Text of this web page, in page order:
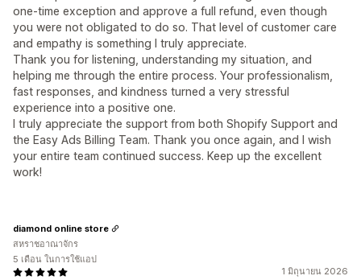
one-time exception and approve a full refund, even though
you were not obligated to do so. That level of customer care
and empathy is something I truly appreciate.
Thank you for listening, understanding my situation, and
helping me through the entire process. Your professionalism,
fast responses, and kindness turned a very stressful
experience into a positive one.
I truly appreciate the support from both Shopify Support and
the Easy Ads Billing Team. Thank you once again, and I wish
your entire team continued success. Keep up the excellent
work!
1 มิถุนายน 2026
diamond online store
สหราชอาณาจักร
5 เดือน ในการใช้แอป